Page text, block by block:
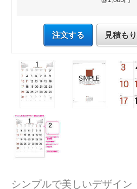
注文する 見積も
シンプルで美しいデザイン